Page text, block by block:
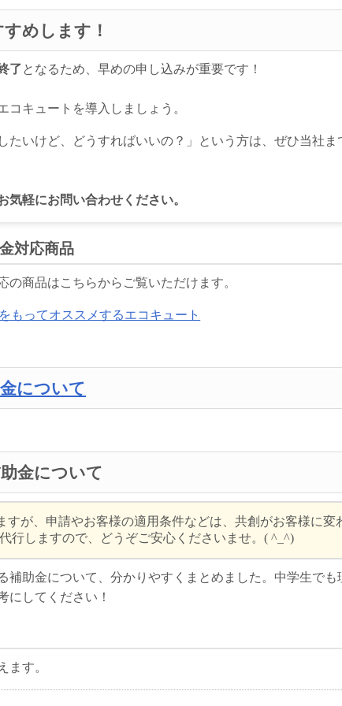
めします！
了となるため、早めの申し込みが重要です！
コキュートを導入しましょう。
たいけど、どうすればいいの？」という方は、ぜひ当社ま
軽にお問い合わせください。
対応商品
の商品はこちらからご覧いただけます。
もってオススメするエコキュート
について
金について
すが、申請やお客様の適用条件などは、共創がお客様に変
行しますので、どうぞご安心くださいませ。( ^_^)
補助金について、分かりやすくまとめました。中学生でも
にしてください！
ます。